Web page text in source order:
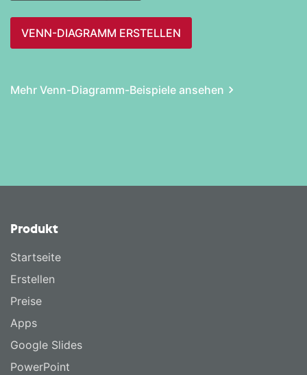
VENN-DIAGRAMM ERSTELLEN
Mehr Venn-Diagramm-Beispiele ansehen
Produkt
Startseite
Erstellen
Preise
Apps
Google Slides
PowerPoint